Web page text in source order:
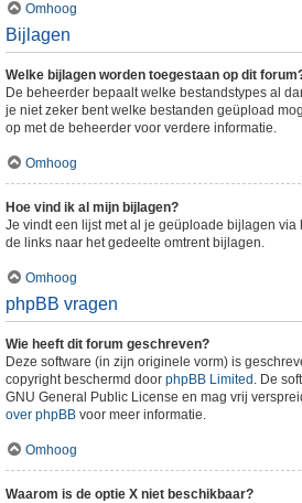
Omhoog
Bijlagen
Welke bijlagen worden toegestaan op dit
De beheerder bepaalt welke bestandstypes al
je niet zeker bent welke bestanden geüpload
op met de beheerder voor verdere informatie.
Omhoog
Hoe vind ik al mijn bijlagen?
Je vindt een lijst met al je geüploade bijlagen
de links naar het gedeelte omtrent bijlagen.
Omhoog
phpBB vragen
Wie heeft dit forum geschreven?
Deze software (in zijn originele vorm) is
copyright beschermd door phpBB Limited . De
GNU General Public License en mag vrij
over phpBB voor meer informatie.
Omhoog
Waarom is de optie X niet beschikbaar?